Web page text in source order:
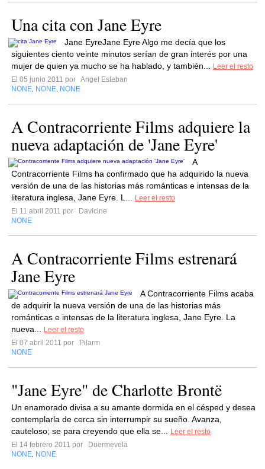
Una cita con Jane Eyre
Jane EyreJane Eyre Algo me decía que los
siguientes ciento veinte minutos serían de gran interés por una
mujer de quien ya mucho se ha hablado, y también...
Leer el resto
El 05 junio 2011 por Angel Esteban
NONE NONE NONE
A Contracorriente Films adquiere la
nueva adaptación de 'Jane Eyre'
A
Contracorriente Films ha confirmado que ha adquirido la nueva
versión de una de las historias más románticas e intensas de la
literatura inglesa, Jane Eyre. L...
Leer el resto
El 11 abril 2011 por
Davicine
NONE
A Contracorriente Films estrenará
Jane Eyre
A Contracorriente Films acaba
de adquirir la nueva versión de una de las historias más
románticas e intensas de la literatura inglesa, Jane Eyre. La
nueva...
Leer el resto
El 07 abril 2011 por
Pilarm
NONE
"Jane Eyre" de Charlotte Brontë
Un enamorado divisa a su amante dormida en el césped y desea
contemplarla de cerca sin interrumpir su sueño. Avanza,
cauteloso; se para creyendo que ella se...
Leer el resto
El 14 febrero 2011 por
Duermevela
NONE NONE